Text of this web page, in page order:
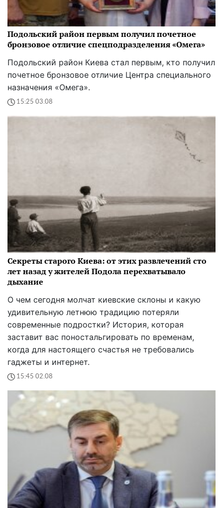
Подольский район первым получил почетное
бронзовое отличие спецподразделения «Омега»
Подольский район Киева стал первым, кто получил
почетное бронзовое отличие Центра специального
назначения «Омега».
15:25 03.08
Секреты старого Киева: от этих развлечений сто
лет назад у жителей Подола перехватывало
дыхание
О чем сегодня молчат киевские склоны и какую
удивительную летнюю традицию потеряли
современные подростки? История, которая
заставит вас поностальгировать по временам,
когда для настоящего счастья не требовались
гаджеты и интернет.
15:45 02.08